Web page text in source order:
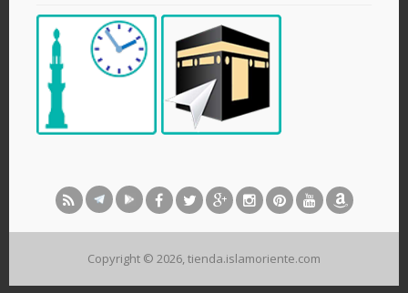
Copyright © 2026, tienda.islamoriente.com